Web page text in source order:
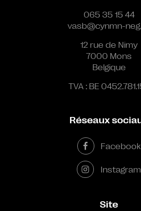
065 35 15 44
vasb@cynmn-
12 rue de Nimy
7000 Mons
Belgique
TVA : BE
Réseaux
Facebook
Instagram
Site